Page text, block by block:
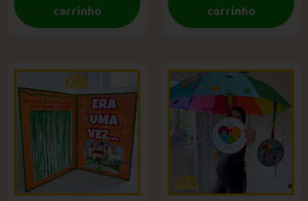
carrinho
carrinho